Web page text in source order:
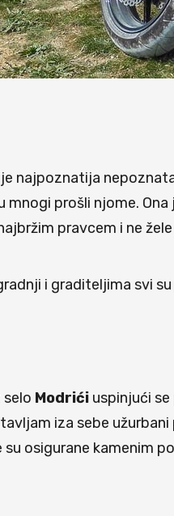
najpoznatija
mnogi prošli njome.
pravcem i ne
i graditeljima svi
selo Modrići uspinjući
iza sebe
osigurane kamenim